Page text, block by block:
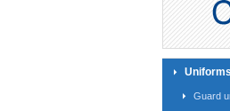
Uniforms
Guard